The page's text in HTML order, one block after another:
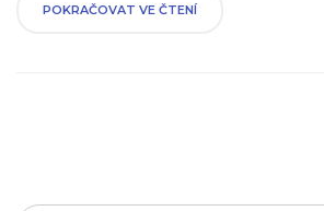
návštěvy u zubaře se v žádném případě
POKRAČOVAT VE ČTENÍ